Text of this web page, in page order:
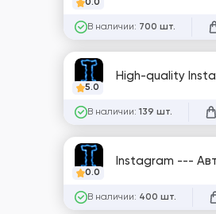
0.0
В наличии: 700 шт.
5.0
High-quality
В наличии: 139 шт.
0.0
Instagram ---
В наличии: 400 шт.